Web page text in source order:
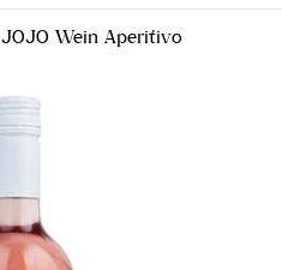
JOJO Wein Aperitivo